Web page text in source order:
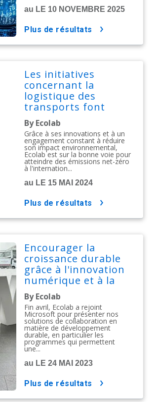
au LE 10 NOVEMBRE 2025
plus de résultats
Les initiatives
concernant la
logistique des
transports font
baisser les
émissions
By Ecolab
Grâce à ses innovations et à un
engagement constant à réduire
son impact environnemental,
Ecolab est sur la bonne voie pour
atteindre des émissions net-zéro
à l'internation...
au LE 15 MAI 2024
plus de résultats
Encourager la
croissance durable
grâce à l'innovation
numérique et à la
collaboration
By Ecolab
Fin avril, Ecolab a rejoint
Microsoft pour présenter nos
solutions de collaboration en
matière de développement
durable, en particulier les
programmes qui permettent
une...
au LE 24 MAI 2023
plus de résultats